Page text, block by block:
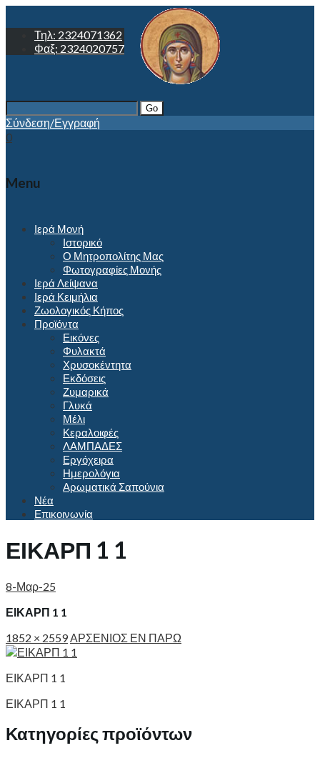
Τηλ: 2324071362
Φαξ: 2324020757
Search
for:
Σύνδεση/Εγγραφή
0
Menu
Ιερά Μονή
Ιστορικό
Ο Μητροπολίτης Μας
Φωτογραφίες Μονής
Ιερά Λείψανα
Ιερά Κειμήλια
Ζωολογικός Κήπος
Προϊόντα
Εικόνες
Φυλακτά
Χρυσοκέντητα
Εκδόσεις
Ζυμαρικά
Γλυκά
Μέλι
Κεραλοιφές
ΛΑΜΠΑΔΕΣ
Εργόχειρα
Ημερολόγια
Αρωματικά Σαπούνια
Νέα
Επικοινωνία
ΕΙΚΑΡΠ 1 1
8-Μαρ-25
ΕΙΚΑΡΠ 1 1
1852 × 2559ΑΡΣΕΝΙΟΣ ΕΝ ΠΑΡΩ
ΕΙΚΑΡΠ 1 1
ΕΙΚΑΡΠ 1 1
Κατηγορίες προϊόντων